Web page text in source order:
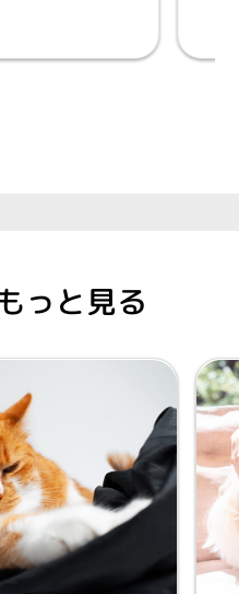
っと見る